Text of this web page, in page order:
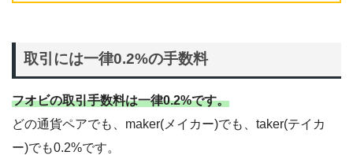
取引には一律0.2%の手数料
フオビの取引手数料は一律0.2%です。
どの通貨ペアでも、maker(メイカー)でも、taker(テイカ
ー)でも0.2%です。